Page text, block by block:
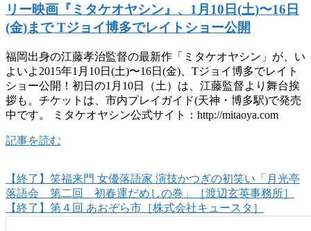
リー映画『ミタケオヤシン』、1月10日(土)〜16日
(金)まで Tジョイ博多でレイトショー公開
福岡出身の江藤孝治監督の最新作「ミタケオヤシン」が、い
よいよ2015年1月10日(土)〜16日(金)、Tジョイ博多でレイト
ショー公開！初日の1月10日（土）は、江藤監督より舞台挨
拶も。チケットは、市内プレイガイド(天神・博多駅)で発売
中です。 ミタケオヤシン公式サイト：http://mitaoya.com
記事を読む
【終了】笑福来門 女優落語家 演技かつぎの初笑い「月光亭
落語会 第二回 初春運だめしの巻」［渡辺玄英事務所］
【終了】第４回 あおぞら市［株式会社キュースタ］